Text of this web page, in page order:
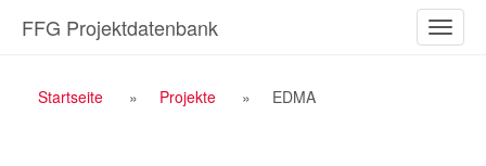
Inhalt
ein-/
FFG Projektdatenbank
Breadcrumb
Startseite Projekte EDMA